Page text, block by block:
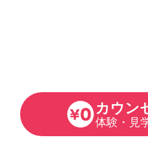
カウン
体験・見